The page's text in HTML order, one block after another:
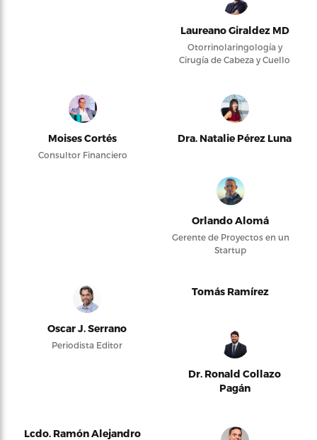
Laureano Giraldez MD
Otorrinolaringología y
Cirugía de Cabeza y Cuello
Moises Cortés
Consultor Financiero
Dra. Natalie Pérez Luna
Orlando Alomá
Gerente de Proyectos en un
Startup
Oscar J. Serrano
Periodista Editor
Tomás Ramírez
Dr. Ronald Collazo
Pagán
Lcdo. Ramón Alejandro